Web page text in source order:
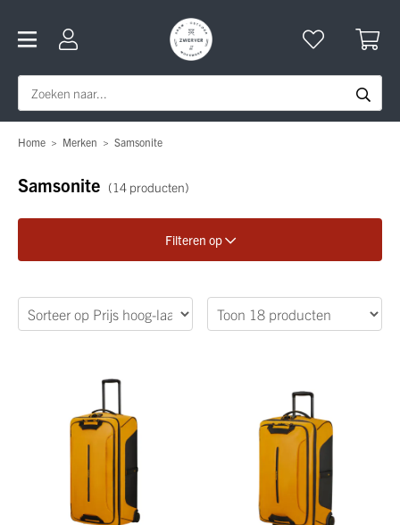
Home > Merken > Samsonite
Samsonite (14 producten)
Filteren op
Verfijn je zoekopdracht